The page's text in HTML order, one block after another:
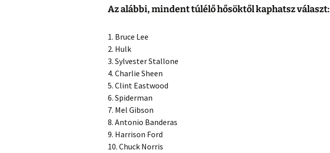
Az alábbi, mindent túlélő hősöktől kaphatsz választ:
1. Bruce Lee
2. Hulk
3. Sylvester Stallone
4. Charlie Sheen
5. Clint Eastwood
6. Spiderman
7. Mel Gibson
8. Antonio Banderas
9. Harrison Ford
10. Chuck Norris